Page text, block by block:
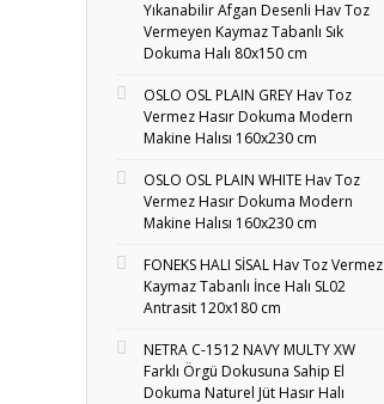
Yıkanabilir Afgan Desenli Hav Toz
Vermeyen Kaymaz Tabanlı Sık
Dokuma Halı 80x150 cm
OSLO OSL PLAIN GREY Hav Toz
Vermez Hasır Dokuma Modern
Makine Halısı 160x230 cm
OSLO OSL PLAIN WHITE Hav Toz
Vermez Hasır Dokuma Modern
Makine Halısı 160x230 cm
FONEKS HALI SİSAL Hav Toz Vermez
Kaymaz Tabanlı İnce Halı SL02
Antrasit 120x180 cm
NETRA C-1512 NAVY MULTY XW
Farklı Örgü Dokusuna Sahip El
Dokuma Naturel Jüt Hasır Halı